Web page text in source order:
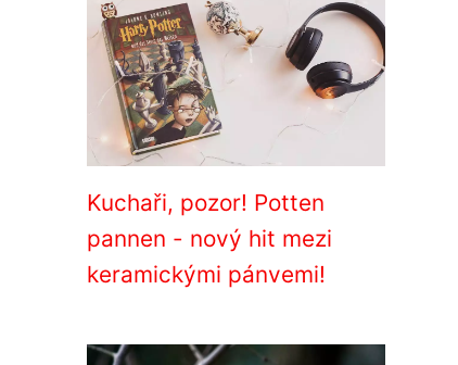
Kuchaři, pozor! Potten
pannen - nový hit mezi
keramickými pánvemi!